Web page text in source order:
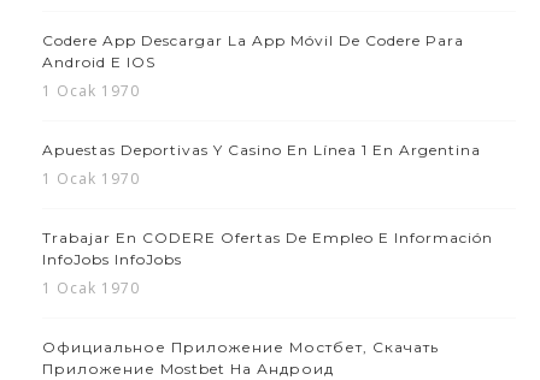
Codere App Descargar La App Móvil De Codere Para
Android E IOS
1 Ocak 1970
Apuestas Deportivas Y Casino En Línea 1 En Argentina
1 Ocak 1970
Trabajar En CODERE Ofertas De Empleo E Información
InfoJobs InfoJobs
1 Ocak 1970
Официальное Приложение Мостбет, Скачать
Приложение Mostbet На Андроид